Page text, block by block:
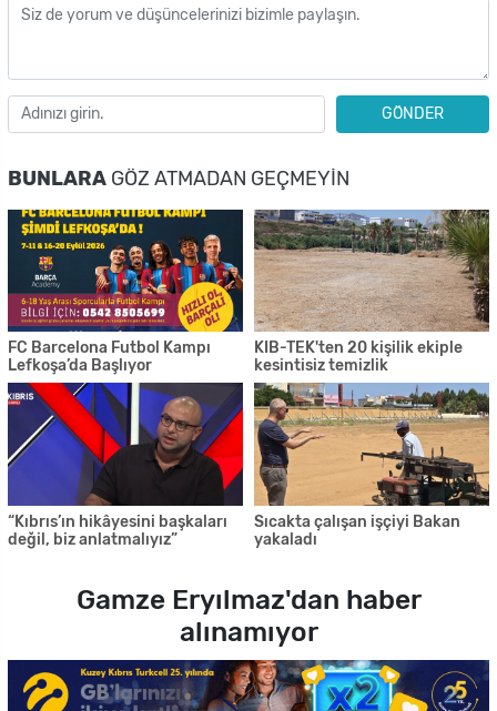
GÖNDER
BUNLARA GÖZ ATMADAN GEÇMEYIN
FC Barcelona Futbol Kampı
Lefkoşa’da Başlıyor
KIB-TEK'ten 20 kişilik ekiple
kesintisiz temizlik
“Kıbrıs’ın hikâyesini başkaları
değil, biz anlatmalıyız”
Sıcakta çalışan işçiyi Bakan
yakaladı
Gamze Eryılmaz'dan haber
alınamıyor